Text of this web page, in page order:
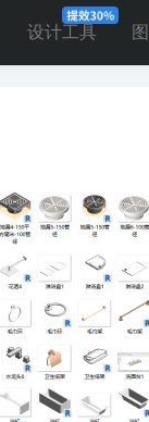
设计工具